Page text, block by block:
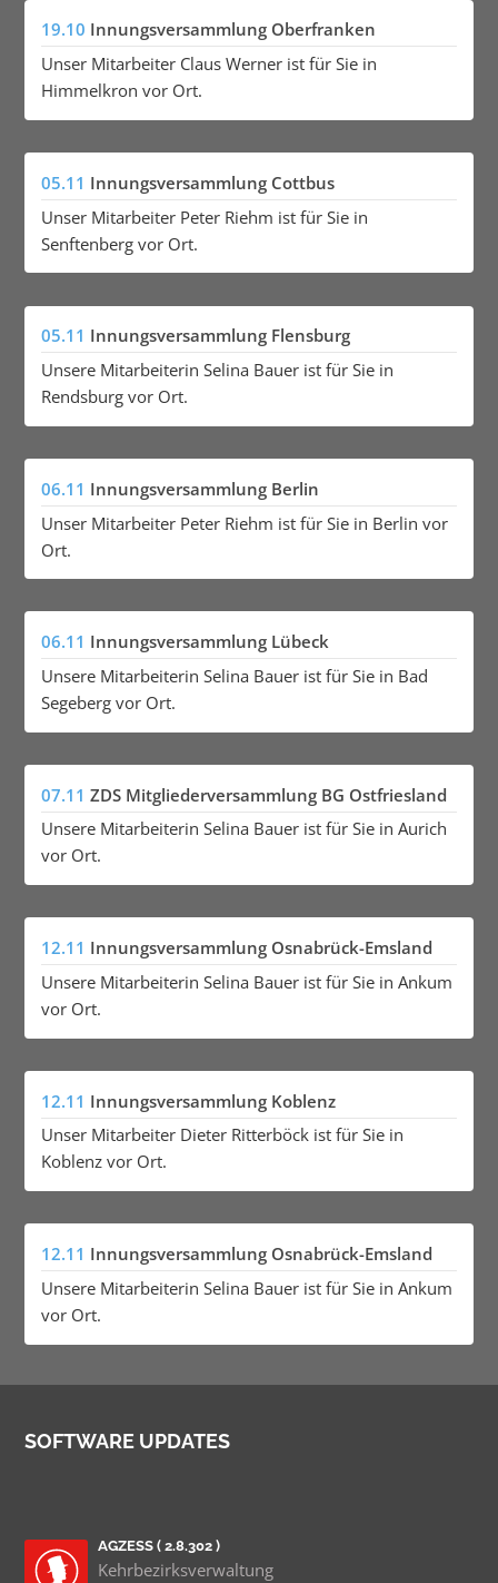
19.10 Innungsversammlung Oberfranken
Unser Mitarbeiter Claus Werner ist für Sie in
Himmelkron vor Ort.
05.11 Innungsversammlung Cottbus
Unser Mitarbeiter Peter Riehm ist für Sie in
Senftenberg vor Ort.
05.11 Innungsversammlung Flensburg
Unsere Mitarbeiterin Selina Bauer ist für Sie in
Rendsburg vor Ort.
06.11 Innungsversammlung Berlin
Unser Mitarbeiter Peter Riehm ist für Sie in Berlin vor
Ort.
06.11 Innungsversammlung Lübeck
Unsere Mitarbeiterin Selina Bauer ist für Sie in Bad
Segeberg vor Ort.
07.11 ZDS Mitgliederversammlung BG Ostfriesland
Unsere Mitarbeiterin Selina Bauer ist für Sie in Aurich
vor Ort.
12.11 Innungsversammlung Osnabrück-Emsland
Unsere Mitarbeiterin Selina Bauer ist für Sie in Ankum
vor Ort.
12.11 Innungsversammlung Koblenz
Unser Mitarbeiter Dieter Ritterböck ist für Sie in
Koblenz vor Ort.
12.11 Innungsversammlung Osnabrück-Emsland
Unsere Mitarbeiterin Selina Bauer ist für Sie in Ankum
vor Ort.
SOFTWARE UPDATES
AGZESS ( 2.8.302 )
Kehrbezirksverwaltung